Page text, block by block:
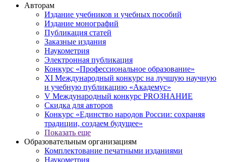
Авторам
Издание учебников и учебных пособий
Издание монографий
Публикация статей
Заказные издания
Наукометрия
Электронная публикация
Конкурс «Профессиональное образование»
XI Международный конкурс на лучшую научную
и учебную публикацию «Академус»
V Международный конкурс PROЗНАНИЕ
Скидка для авторов
Конкурс «Единство народов России: сохраняя
традиции, создаем будущее»
Показать еще
Образовательным организациям
Комплектование печатными изданиями
Наукометрия